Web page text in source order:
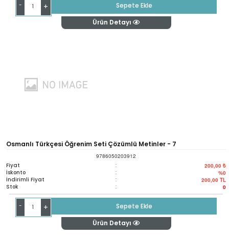
- +
Sepete Ekle
Ürün Detayı
Osmanlı Türkçesi Öğrenim Seti Çözümlü Metinler - 7
9786050203912
Fiyat : 200,00 ₺
İskonto : %0
İndirimli Fiyat : 200,00 TL
Stok : 0
- +
Sepete Ekle
Ürün Detayı